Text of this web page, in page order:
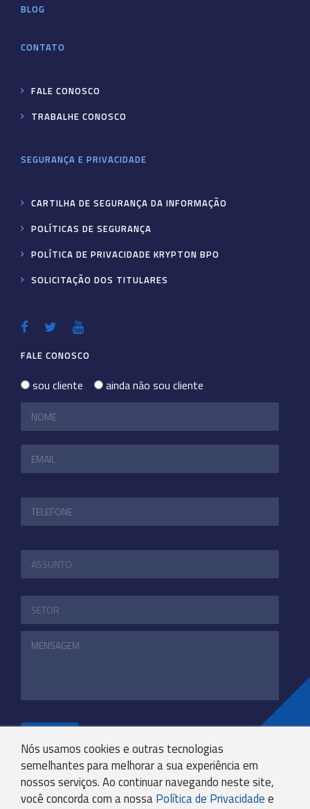
Nós usamos cookies e outras tecnologias
semelhantes para melhorar a sua experiência em
nossos serviços. Ao continuar navegando neste site,
você concorda com a nossa Política de Privacidade e
BLOG
CONTATO
FALE CONOSCO
TRABALHE CONOSCO
SEGURANÇA E PRIVACIDADE
CARTILHA DE SEGURANÇA DA INFORMAÇÃO
POLÍTICAS DE SEGURANÇA
POLÍTICA DE PRIVACIDADE KRYPTON BPO
SOLICITAÇÃO DOS TITULARES
FALE CONOSCO
sou cliente ainda não sou cliente
+55 31 3244-4800